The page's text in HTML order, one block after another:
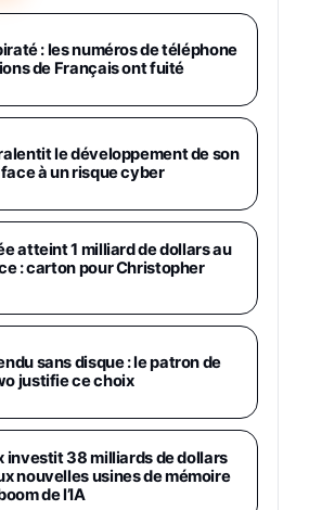
Miracle Ultra, Smartphone
Galaxy AI, 512 Go,
Rapide 25W Inclus,
déverrouillé, Noir, Version FR
Ultra 512 Go Bleu
Fnac (Vendeur Tiers)
Ultra 256 Go Violet
Fnac (Vendeur Tiers)
- Casque Enfant - Bleu &
5 Casques, Blanc
Fnac (Vendeur Tiers)
Routeur sans Fil Double
(Serveur et Client VPN, Triple
Point d'accès et Bridge, contrôle
Amazon
: les numéros de téléphone
de Français ont fuité
le développement de son
à un risque cyber
atteint 1 milliard de dollars au
: carton pour Christopher
sans disque : le patron de
justifie ce choix
investit 38 milliards de dollars
nouvelles usines de mémoire
de l’IA